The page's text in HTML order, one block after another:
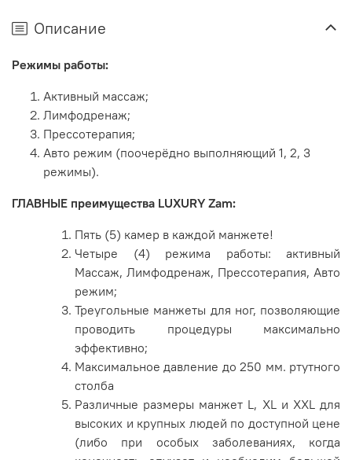
Описание
Режимы работы:
Активный массаж;
Лимфодренаж;
Прессотерапия;
Авто режим (поочерёдно выполняющий 1, 2, 3
режимы).
ГЛАВНЫЕ преимущества LUXURY Zam:
Пять (5) камер в каждой манжете!
Четыре (4) режима работы: активный
Массаж, Лимфодренаж, Прессотерапия, Авто
режим;
Треугольные манжеты для ног, позволяющие
проводить процедуры максимально
эффективно;
Максимальное давление до 250 мм. ртутного
столба
Различные размеры манжет L, XL и XXL для
высоких и крупных людей по доступной цене
(либо при особых заболеваниях, когда